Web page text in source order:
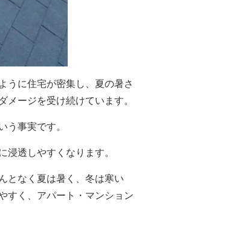
うに住宅が密集し、夏の暑さ
ージを受け続けています。
う事実です。
透しやすくなります。
となく夏は暑く、冬は寒い
すく、アパート・マンション